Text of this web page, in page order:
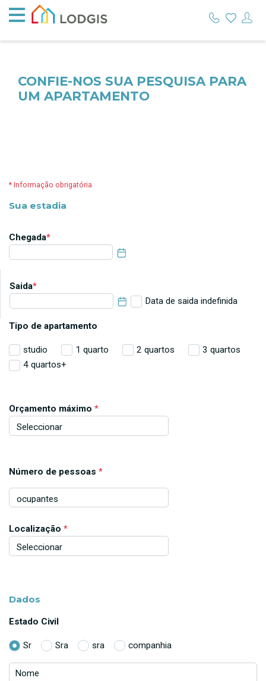
CONFIE-NOS SUA PESQUISA PARA
UM APARTAMENTO
* Informação obrigatória
Sua estadia
Chegada*
Saida*
Data de saida indefinida
Tipo de apartamento
studio 1 quarto 2 quartos
3 quartos
4 quartos+
Orçamento máximo *
Número de pessoas *
Localização *
Dados
Estado Civil
Sr Sra sra companhia
Nome